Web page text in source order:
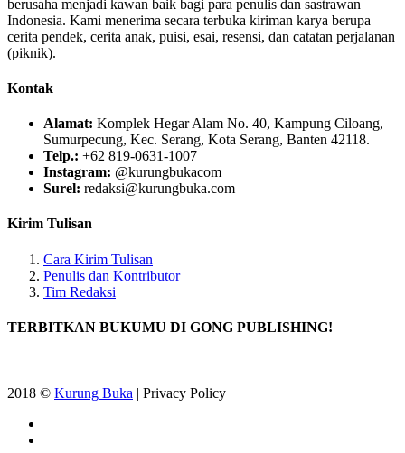
berusaha menjadi kawan baik bagi para penulis dan sastrawan
Indonesia. Kami menerima secara terbuka kiriman karya berupa
cerita pendek, cerita anak, puisi, esai, resensi, dan catatan perjalanan
(piknik).
Kontak
Alamat: Komplek Hegar Alam No. 40, Kampung Ciloang,
Sumurpecung, Kec. Serang, Kota Serang, Banten 42118.
Telp.: +62 819-0631-1007
Instagram: @kurungbukacom
Surel: redaksi@kurungbuka.com
Kirim Tulisan
Cara Kirim Tulisan
Penulis dan Kontributor
Tim Redaksi
TERBITKAN BUKUMU DI GONG PUBLISHING!
2018 © Kurung Buka | Privacy Policy